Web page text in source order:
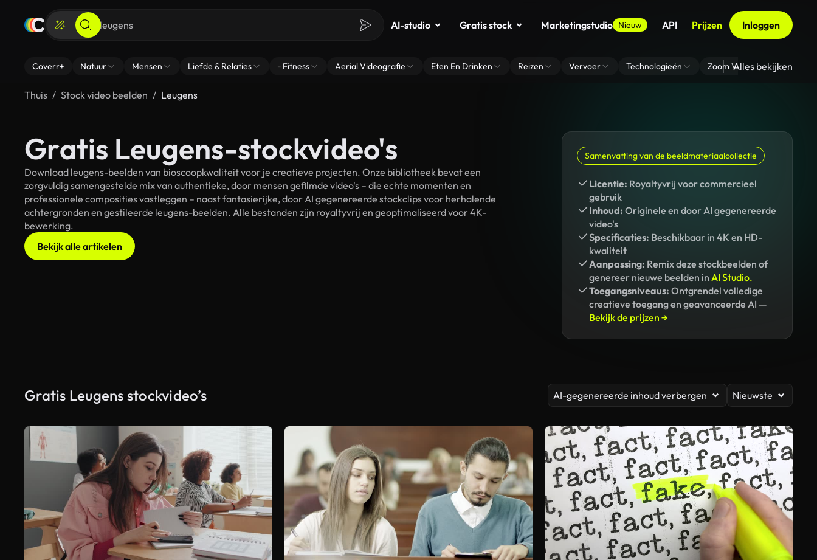
AI-studio Gratis stock Marketingstudio Nieuw API Prijzen Inloggen
Coverr+ Natuur Mensen Liefde & Relaties - Fitness Aerial Videografie Eten En Drinken Reizen Vervoer Technologieën Zoom Virtuele
Alles bekijken
Thuis Stock video beelden Leugens
Gratis Leugens-stockvideo's
Download leugens-beelden van bioscoopkwaliteit voor je creatieve projecten. Onze bibliotheek bevat een
zorgvuldig samengestelde mix van authentieke, door mensen gefilmde video's – die echte momenten en
professionele composities vastleggen – naast fantasierijke, door AI gegenereerde stockclips voor herhalende
achtergronden en gestileerde leugens-beelden. Alle bestanden zijn royaltyvrij en geoptimaliseerd voor 4K-
bewerking.
Bekijk alle artikelen
Samenvatting van de beeldmateriaalcollectie
Licentie: Royaltyvrij voor commercieel
gebruik
Inhoud: Originele en door AI gegenereerde
video's
Specificaties: Beschikbaar in 4K en HD-
kwaliteit
Aanpassing: Remix deze stockbeelden of
genereer nieuwe beelden in AI Studio.
Toegangsniveaus: Ontgrendel volledige
creatieve toegang en geavanceerde AI —
Bekijk de prijzen →
Gratis Leugens stockvideo’s AI-gegenereerde inhoud verbergen Nieuwste